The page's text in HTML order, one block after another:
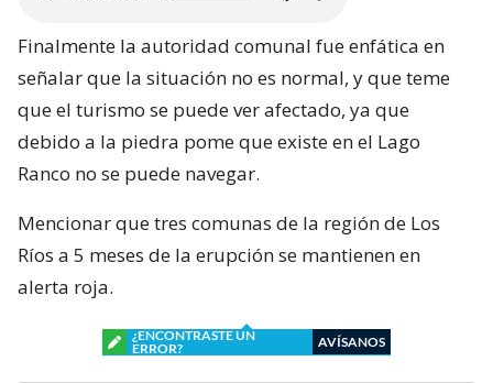
Finalmente la autoridad comunal fue enfática en
señalar que la situación no es normal, y que teme
que el turismo se puede ver afectado, ya que
debido a la piedra pome que existe en el Lago
Ranco no se puede navegar.
Mencionar que tres comunas de la región de Los
Ríos a 5 meses de la erupción se mantienen en
alerta roja.
¿ENCONTRASTE UN
ERROR?
AVÍSANOS